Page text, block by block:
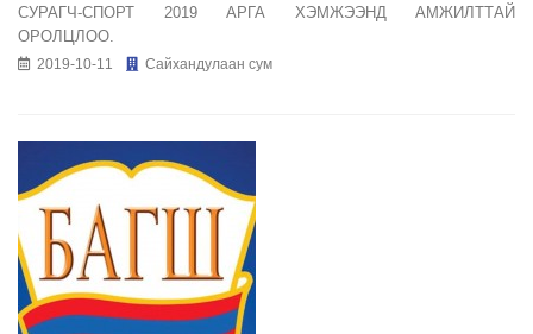
СУРАГЧ-СПОРТ 2019 АРГА ХЭМЖЭЭНД АМЖИЛТТАЙ
ОРОЛЦЛОО.
2019-10-11 Сайхандулаан сум